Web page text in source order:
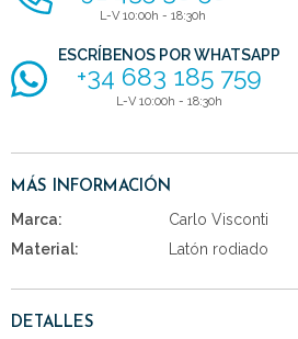
L-V 10:00h - 18:30h
ESCRÍBENOS POR WHATSAPP
+34 683 185 759
L-V 10:00h - 18:30h
MÁS INFORMACIÓN
Marca:
Carlo Visconti
Material:
Latón rodiado
DETALLES